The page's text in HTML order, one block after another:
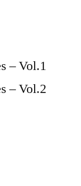
– Vol.1
– Vol.2